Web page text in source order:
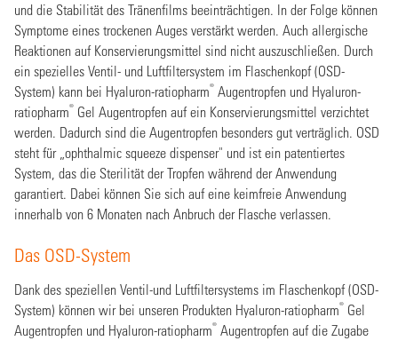
und die Stabilität des Tränenfilms beeinträchtigen. In der Folge können
Symptome eines trockenen Auges verstärkt werden. Auch allergische
Reaktionen auf Konservierungsmittel sind nicht auszuschließen. Durch
ein spezielles Ventil- und Luftfiltersystem im Flaschenkopf (OSD-
System) kann bei Hyaluron-ratiopharm® Augentropfen und Hyaluron-
ratiopharm® Gel Augentropfen auf ein Konservierungsmittel verzichtet
werden. Dadurch sind die Augentropfen besonders gut verträglich. OSD
steht für „ophthalmic squeeze dispenser" und ist ein patentiertes
System, das die Sterilität der Tropfen während der Anwendung
garantiert. Dabei können Sie sich auf eine keimfreie Anwendung
innerhalb von 6 Monaten nach Anbruch der Flasche verlassen.
Das OSD-System
Dank des speziellen Ventil-und Luftfiltersystems im Flaschenkopf (OSD-
System) können wir bei unseren Produkten Hyaluron-ratiopharm® Gel
Augentropfen und Hyaluron-ratiopharm® Augentropfen auf die Zugabe